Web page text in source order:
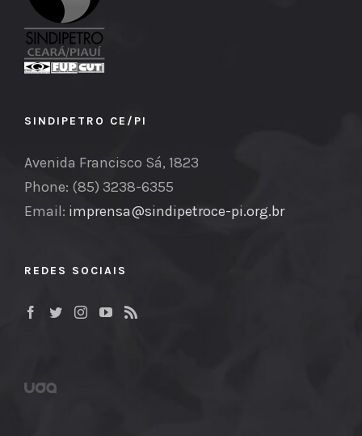
SINDIPETRO CE/PI
Avenida Francisco Sá, 1823
Phone: (85) 3238-6355
Email: imprensa@sindipetroce-pi.org.br
REDES SOCIAIS